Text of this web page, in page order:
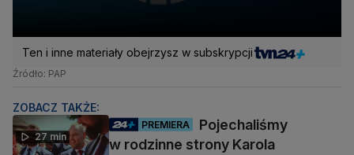
Ten i inne materiały obejrzysz w subskrypcji
Źródło: PAP
ZOBACZ TAKŻE:
27 min
PREMIERA
Pojechaliśmy
w rodzinne strony Karola